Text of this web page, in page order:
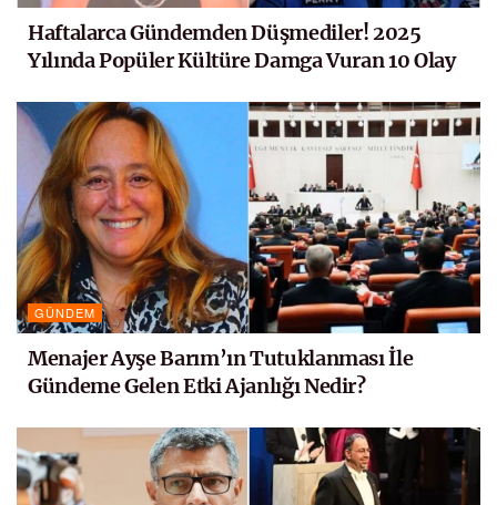
Haftalarca Gündemden Düşmediler! 2025
Yılında Popüler Kültüre Damga Vuran 10 Olay
GÜNDEM
Menajer Ayşe Barım’ın Tutuklanması İle
Gündeme Gelen Etki Ajanlığı Nedir?